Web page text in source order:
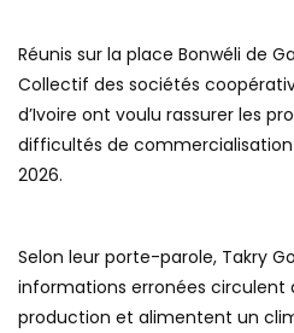
Réunis sur la place Bonwéli de
Collectif des sociétés
d’Ivoire ont voulu rassurer les
difficultés de
2026.
Selon leur porte-parole, Takry
informations erronées circulent
production et alimentent un